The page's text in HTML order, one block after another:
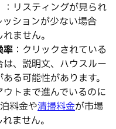
：リスティングが見られ
ションが少ない場合
ません。
率 ：クリックされている
、説明文、ハウスルー
る可能性があります。
ウトまで進んでいるのに
料金や清掃料金が市場
ません。